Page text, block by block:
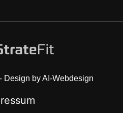
Design by AI-Webdesign